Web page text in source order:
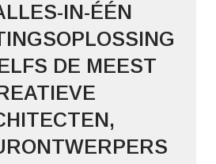
IN-ÉÉN
DE MEEST